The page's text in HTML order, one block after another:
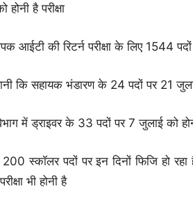
है परीक्षा
आईटी की रिटर्न परीक्षा के लिए 1544 पदों
कि सहायक भंडारण के 24 पदों पर 21 जुलाई
में ड्राइवर के 33 पदों पर 7 जुलाई को
स्कॉलर पदों पर इन दिनों फिजि हो रहा
भी होनी है